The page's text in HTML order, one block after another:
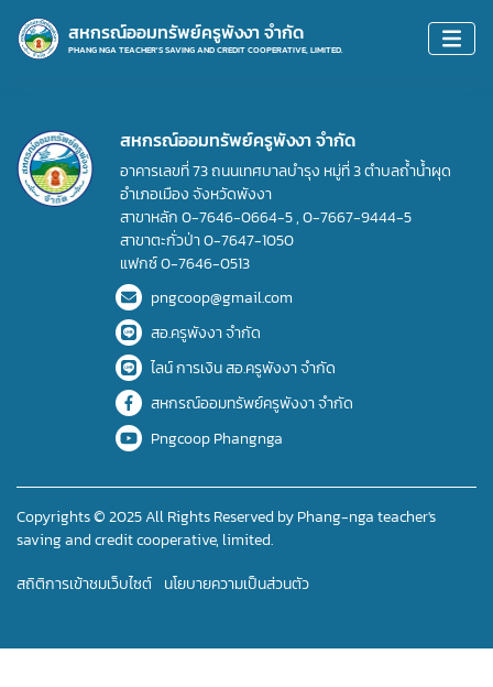
สหกรณ์ออมทรัพย์ครูพังงา จำกัด
PHANG NGA TEACHER'S SAVING AND CREDIT COOPERATIVE, LIMITED.
สหกรณ์ออมทรัพย์ครูพังงา จำกัด
อาคารเลขที่ 73 ถนนเทศบาลบำรุง หมู่ที่ 3 ตำบลถ้ำน้ำผุด
อำเภอเมือง จังหวัดพังงา
สาขาหลัก0-7646-0664-5,0-7667-9444-5
สาขาตะกั่วป่า0-7647-1050
แฟกซ์0-7646-0513
pngcoop@gmail.com
สอ.ครูพังงา จำกัด
ไลน์ การเงิน สอ.ครูพังงา จำกัด
สหกรณ์ออมทรัพย์ครูพังงา จำกัด
Pngcoop Phangnga
Copyrights © 2025 All Rights Reserved by Phang-nga teacher's
saving and credit cooperative, limited.
สถิติการเข้าชมเว็บไซต์ นโยบายความเป็นส่วนตัว